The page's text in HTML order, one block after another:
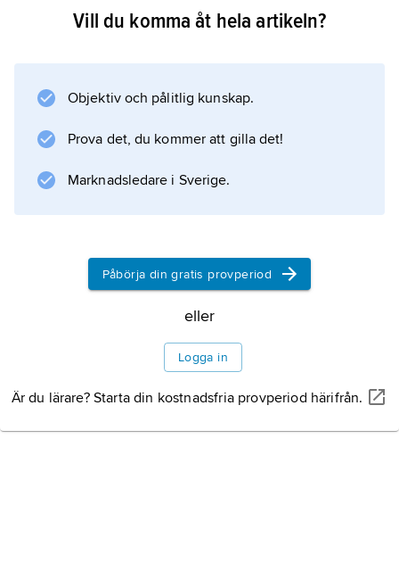
Vill du komma åt hela artikeln?
Objektiv och pålitlig kunskap.
Prova det, du kommer att gilla det!
Marknadsledare i Sverige.
Påbörja din gratis provperiod
eller
Logga in
Är du lärare? Starta din kostnadsfria provperiod härifrån.